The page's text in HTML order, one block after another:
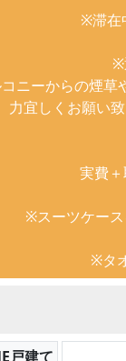
※滞在
※
ニーからの煙草
力宜しくお願い
実費
※スーツケース
※タ
戸建て